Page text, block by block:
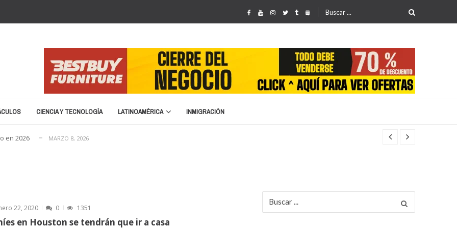
Buscar
CIENCIA Y TECNOLOGÍA LATINOAMÉRICA INMIGRACIÓN
cierre y liquidación ENERO 20, 2026
nombre para la Copa del Mundo 2026 SEPTIEMBRE 16, 2025
en 2026 MARZO 8, 2026
2026
22, 2020 0 1351
en Houston se tendrán que ir a casa
por: